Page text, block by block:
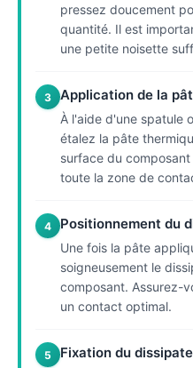
pressez doucement
quantité. Il est
une petite noisette
3 Application de la
À l'aide d'une spatule
étalez la pâte
surface du
toute la zone de
4 Positionnement du
Une fois la pâte
soigneusement le
composant. Assurez-
un contact optimal.
5 Fixation du